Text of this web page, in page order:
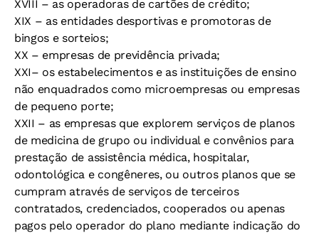
XVIII – as operadoras de cartões de crédito;
XIX – as entidades desportivas e promotoras de
bingos e sorteios;
XX – empresas de previdência privada;
XXI– os estabelecimentos e as instituições de ensino
não enquadrados como microempresas ou empresas
de pequeno porte;
XXII – as empresas que explorem serviços de planos
de medicina de grupo ou individual e convênios para
prestação de assistência médica, hospitalar,
odontológica e congêneres, ou outros planos que se
cumpram através de serviços de terceiros
contratados, credenciados, cooperados ou apenas
pagos pelo operador do plano mediante indicação do